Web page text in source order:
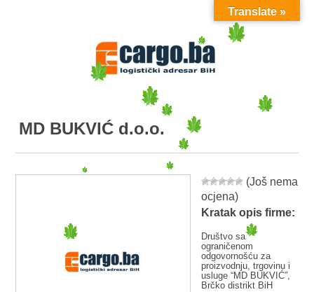
MENU
MD BUKVIĆ d.o.o.
(Još nema
ocjena)
Kratak opis firme:
Društvo sa
ograničenom
odgovornošću za
proizvodnju, trgovinu i
usluge “MD BUKVIĆ”,
Brčko distrikt BiH
Translate »